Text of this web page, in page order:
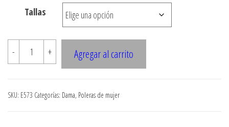
Tallas
-
E573
POLERA
RAGLAN
+ Agregar al carrito
SKU: E573 Categorías: Dama, Poleras de mujer